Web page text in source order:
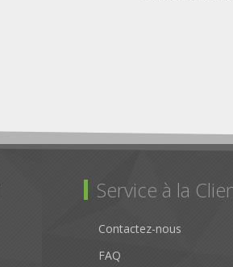
Service à la
Contactez-nous
FAQ